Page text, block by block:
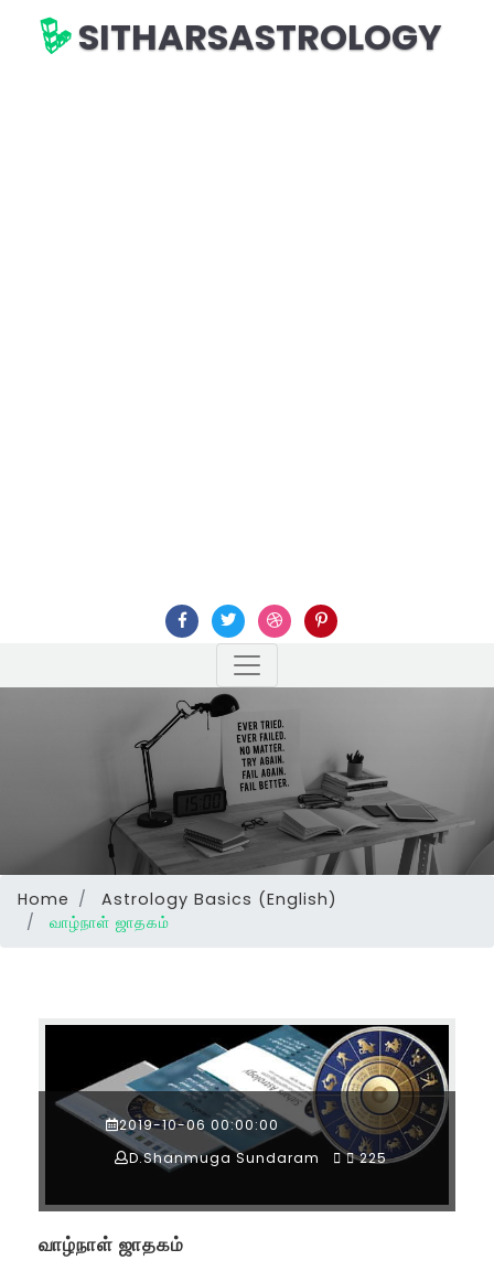
SITHARSASTROLOGY
Home
Astrology Basics (English)
வாழ்நாள் ஜாதகம்
2019-10-06 00:00:00
D.Shanmuga Sundaram
225
வாழ்நாள் ஜாதகம்